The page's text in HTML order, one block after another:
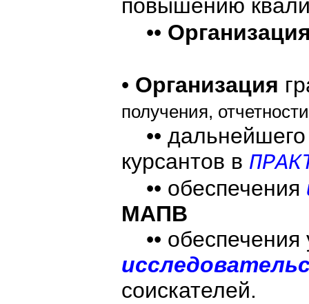
повышению
••
• Организация
получения, отчетности
•• дальнейшего
курсантов в
•• обеспечения
МАПВ
•• обеспечения
соискателей.